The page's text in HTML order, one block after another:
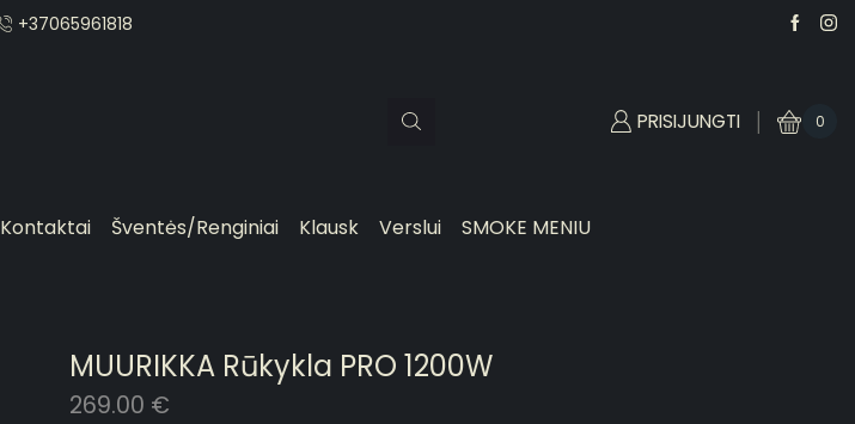
+37065961818
PRISIJUNGTI 0
Kontaktai Šventės/Renginiai Klausk Verslui SMOKE MENIU
MUURIKKA Rūkykla PRO 1200W
269.00 €